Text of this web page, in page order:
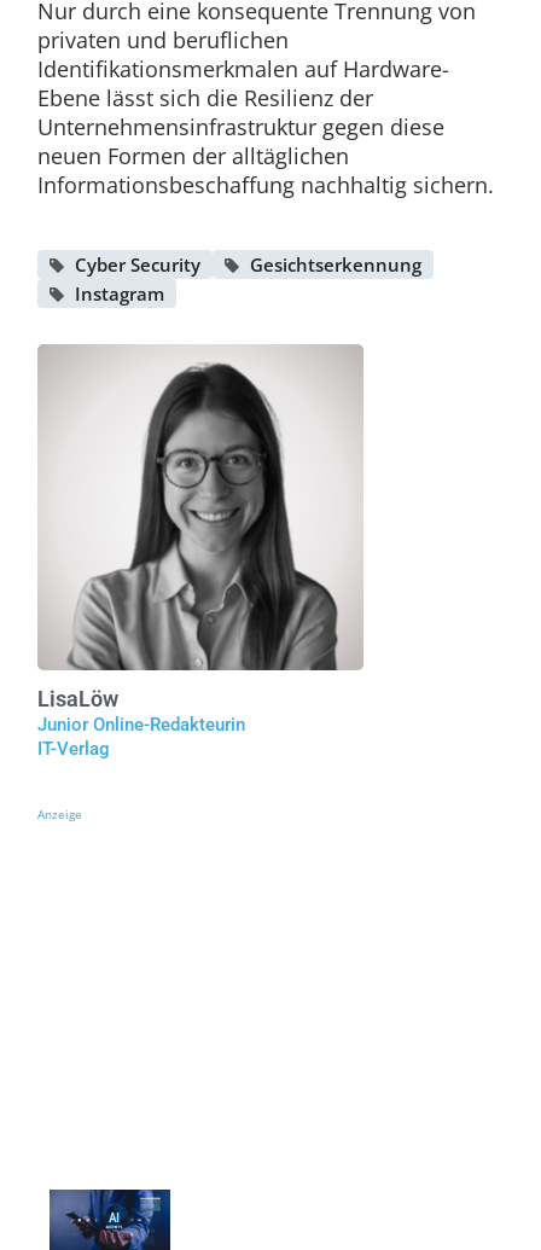
Nur durch eine konsequente Trennung von
privaten und beruflichen
Identifikationsmerkmalen auf Hardware-
Ebene lässt sich die Resilienz der
Unternehmensinfrastruktur gegen diese
neuen Formen der alltäglichen
Informationsbeschaffung nachhaltig sichern.
Cyber Security
Gesichtserkennung
Instagram
LisaLöw
Junior Online-Redakteurin
IT-Verlag
Anzeige